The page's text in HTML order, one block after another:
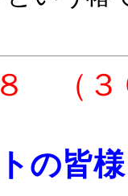
（３
の皆